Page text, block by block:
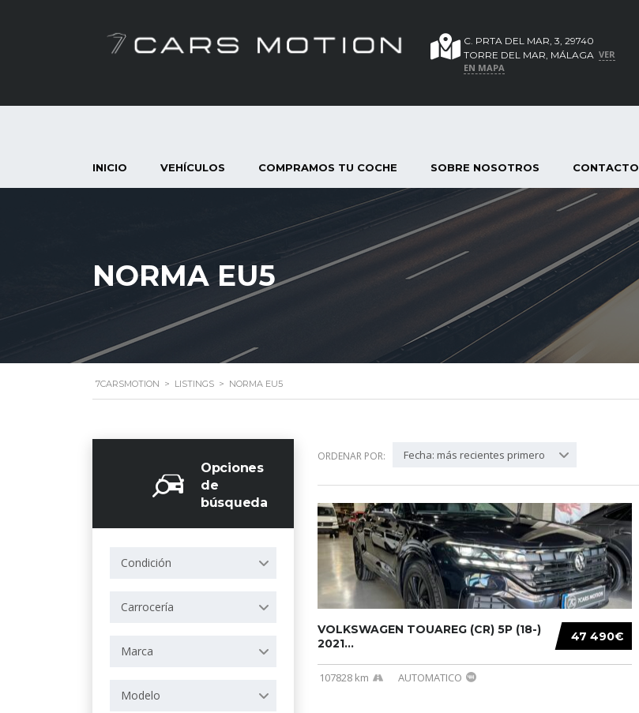
C. PRTA DEL MAR, 3, 29740
TORRE DEL MAR, MÁLAGA VER
EN MAPA
INICIO VEHÍCULOS COMPRAMOS TU COCHE SOBRE NOSOTROS CONTACTO
NORMA EU5
7CARSMOTION > LISTINGS > NORMA EU5
Opciones
de
búsqueda
Condición
Carrocería
Marca
Modelo
ORDENAR POR: Fecha: más recientes primero
47 490€
VOLKSWAGEN TOUAREG (CR) 5P (18-)
2021...
107828 km AUTOMATICO